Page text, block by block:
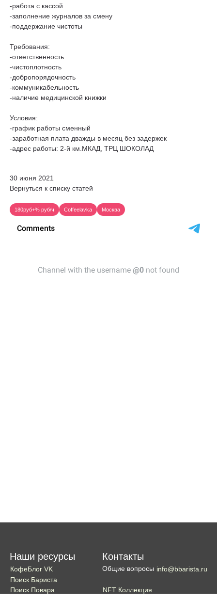
-работа с кассой
-заполнение журналов за смену
-поддержание чистоты
Требования:
-ответственность
-чистоплотность
-добропорядочность
-коммуникабельность
-наличие медицинской книжки
Условия:
-график работы сменный
-заработная плата дважды в месяц без задержек
-адрес работы: 2-й км.МКАД, ТРЦ ШОКОЛАД
30 июня 2021
Вернуться к списку статей
180руб+% руб/ч Coffeelavka Москва
Наши ресурсы
КофеБлог VK
Поиск Бариста
Поиск Повара
Контакты
Общие вопросы info@bbarista.ru
NFT Коллекция